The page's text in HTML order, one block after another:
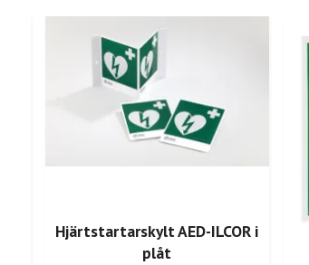
Hjärtstartarskylt AED-ILCOR i
plåt